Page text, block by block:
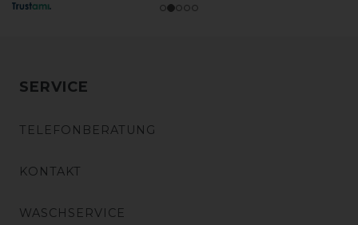
SERVICE
TELEFONBERATUNG
KONTAKT
WASCHSERVICE